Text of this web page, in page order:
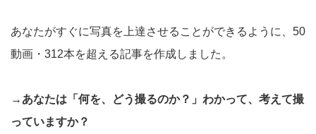
あなたがすぐに写真を上達させることができるように、50
動画・312本を超える記事を作成しました。
→あなたは「何を、どう撮るのか？」わかって、考えて撮
っていますか？